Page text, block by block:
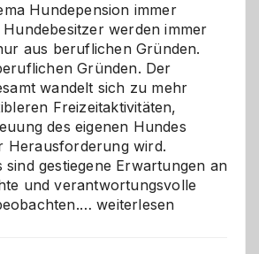
Hundepension immer
werden immer
aus beruflichen Gründen.
Gründen. Der
wandelt sich zu mehr
Freizeitaktivitäten,
des eigenen Hundes
Herausforderung wird.
sind gestiegene Erwartungen an
und verantwortungsvolle
Betreuung
weiterlesen